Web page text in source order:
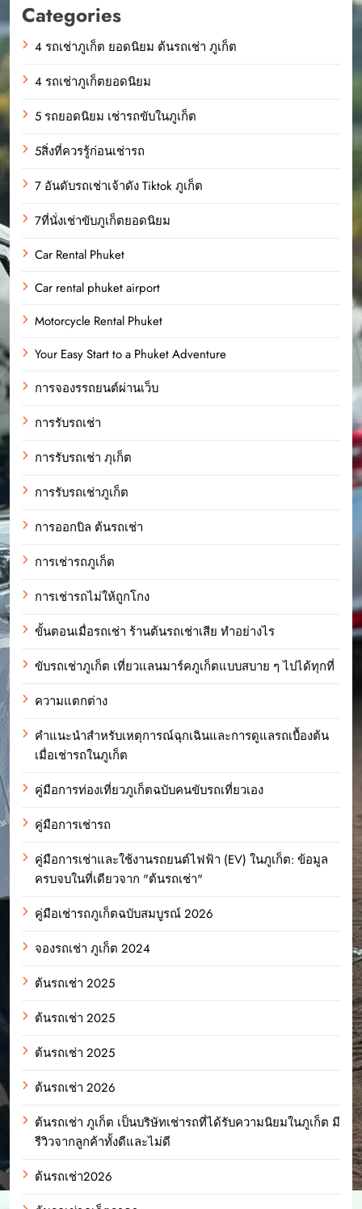
Categories
4 รถเช่าภูเก็ต ยอดนิยม ต้นรถเช่า ภูเก็ต
4 รถเช่าภูเก็ตยอดนิยม
5 รถยอดนิยม เช่ารถขับในภูเก็ต
5สิ่งที่ควรรู้ก่อนเช่ารถ
7 อันดับรถเช่าเจ้าดัง Tiktok ภูเก็ต
7ที่นั่งเช่าขับภูเก็ตยอดนิยม
Car Rental Phuket
Car rental phuket airport
Motorcycle Rental Phuket
Your Easy Start to a Phuket Adventure
การจองรรถยนต์ผ่านเว็บ
การรับรถเช่า
การรับรถเช่า ภุเก็ต
การรับรถเช่าภูเก็ต
การออกบิล ต้นรถเช่า
การเช่ารถภูเก็ต
การเช่ารถไม่ให้ถูกโกง
ขั้นตอนเมื่อรถเช่า ร้านต้นรถเช่าเสีย ทำอย่างไร
ขับรถเช่าภูเก็ต เที่ยวแลนมาร์คภูเก็ตแบบสบาย ๆ ไปได้ทุกที่
ความแตกต่าง
คำแนะนำสำหรับเหตุการณ์ฉุกเฉินและการดูแลรถเบื้องต้น
เมื่อเช่ารถในภูเก็ต
คู่มือการท่องเที่ยวภูเก็ตฉบับคนขับรถเที่ยวเอง
คู่มือการเช่ารถ
คู่มือการเช่าและใช้งานรถยนต์ไฟฟ้า (EV) ในภูเก็ต: ข้อมูล
ครบจบในที่เดียวจาก "ต้นรถเช่า"
คู่มือเช่ารถภูเก็ตฉบับสมบูรณ์ 2026
จองรถเช่า ภูเก็ต 2024
ต้นรถเช่า 2025
ต้นรถเช่า 2025
ต้นรถเช่า 2025
ต้นรถเช่า 2026
ต้นรถเช่า ภูเก็ต เป็นบริษัทเช่ารถที่ได้รับความนิยมในภูเก็ต มี
รีวิวจากลูกค้าทั้งดีและไม่ดี
ต้นรถเช่า2026